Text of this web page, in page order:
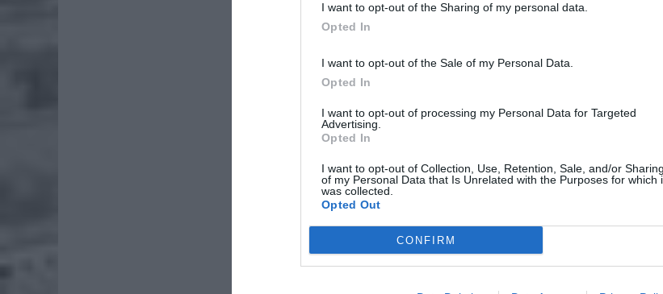
I want to opt-out of the Sharing of my personal data.
Opted In
I want to opt-out of the Sale of my Personal Data.
Opted In
I want to opt-out of processing my Personal Data for Targeted
Advertising.
Opted In
I want to opt-out of Collection, Use, Retention, Sale, and/or Sharing
of my Personal Data that Is Unrelated with the Purposes for which
was collected.
Opted Out
CONFIRM